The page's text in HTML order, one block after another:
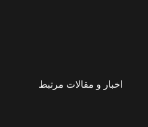
اخبار و مقالات مرتبط